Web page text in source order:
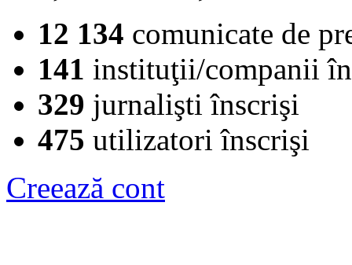
12 134 comunicate de
141 instituţii/companii
329 jurnalişti înscrişi
475 utilizatori înscrişi
Creează cont